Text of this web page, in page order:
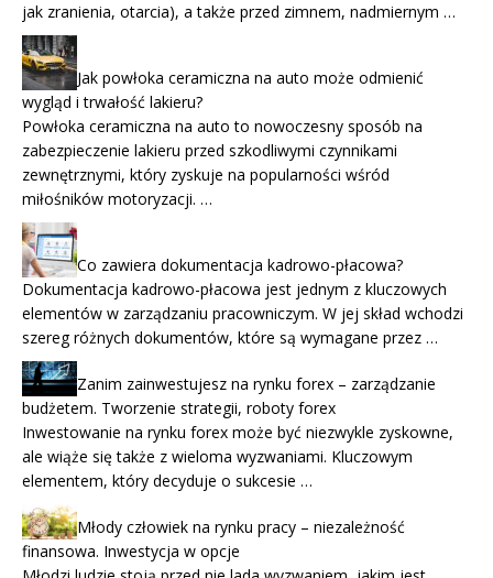
jak zranienia, otarcia), a także przed zimnem, nadmiernym …
Jak powłoka ceramiczna na auto może odmienić
wygląd i trwałość lakieru?
Powłoka ceramiczna na auto to nowoczesny sposób na
zabezpieczenie lakieru przed szkodliwymi czynnikami
zewnętrznymi, który zyskuje na popularności wśród
miłośników motoryzacji. …
Co zawiera dokumentacja kadrowo-płacowa?
Dokumentacja kadrowo-płacowa jest jednym z kluczowych
elementów w zarządzaniu pracowniczym. W jej skład wchodzi
szereg różnych dokumentów, które są wymagane przez …
Zanim zainwestujesz na rynku forex – zarządzanie
budżetem. Tworzenie strategii, roboty forex
Inwestowanie na rynku forex może być niezwykle zyskowne,
ale wiąże się także z wieloma wyzwaniami. Kluczowym
elementem, który decyduje o sukcesie …
Młody człowiek na rynku pracy – niezależność
finansowa. Inwestycja w opcje